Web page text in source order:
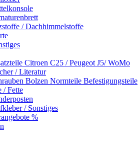
/ Dachhimmelstoffe
Citroen C25 / Peugeot J5/ WoMo
/ Literatur
Bolzen Normteile Befestigungsteile
/ Fette
/ Sonstiges
%